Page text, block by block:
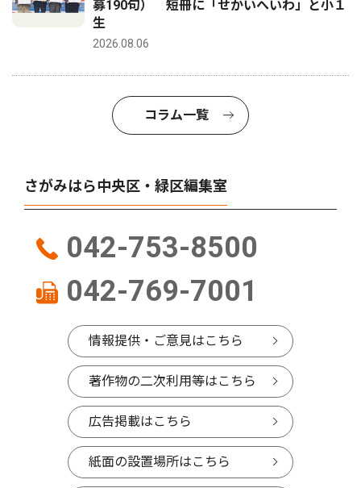
募190句） 短冊に「せかいへいわ」と小１
生
2026.08.06
コラム一覧
さがみはら中央区・緑区編集室
042-753-8500
042-769-7001
情報提供・ご意見はこちら
著作物の二次利用等はこちら
広告掲載はこちら
紙面の設置場所はこちら